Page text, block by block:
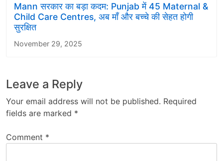
Mann सरकार का बड़ा कदम: Punjab में 45 Maternal &
Child Care Centres, अब माँ और बच्चे की सेहत होगी
सुरक्षित
November 29, 2025
Leave a Reply
Your email address will not be published. Required
fields are marked *
Comment *